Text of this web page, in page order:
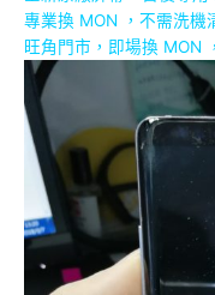
專業換 MON ，不需洗機
旺角門市，即場換 MON